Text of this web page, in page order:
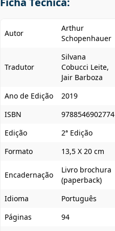
Autor
Arthur
Schopenhauer
Tradutor
Silvana
Cobucci Leite,
Jair Barboza
Ano de Edição
2019
ISBN
9788546902774
Edição
2ª Edição
Formato
13,5 X 20 cm
Encadernação
Livro brochura
(paperback)
Idioma
Português
Páginas
94